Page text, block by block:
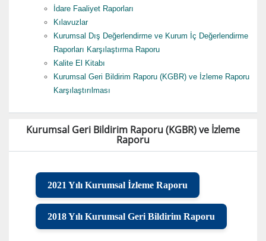
İdare Faaliyet Raporları
Kılavuzlar
Kurumsal Dış Değerlendirme ve Kurum İç Değerlendirme
Raporları Karşılaştırma Raporu
Kalite El Kitabı
Kurumsal Geri Bildirim Raporu (KGBR) ve İzleme Raporu
Karşılaştırılması
Kurumsal Geri Bildirim Raporu (KGBR) ve İzleme
Raporu
2021 Yılı Kurumsal İzleme Raporu
2018 Yılı Kurumsal Geri Bildirim Raporu